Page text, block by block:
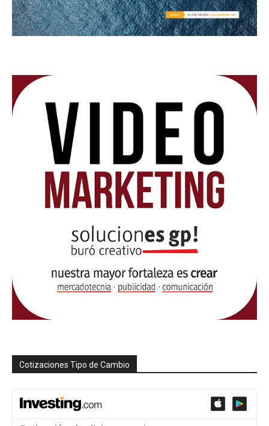
Cotizaciones Tipo de Cambio